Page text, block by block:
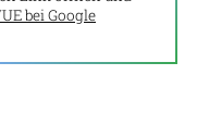
bei Google